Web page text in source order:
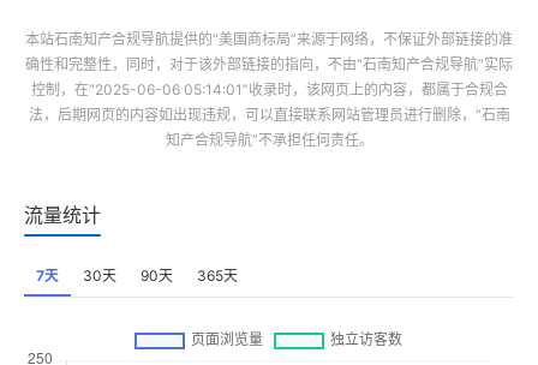
本站石南知产合规导航提供的“美国商标局”来源于网络，不保证外部链接的准
确性和完整性，同时，对于该外部链接的指向，不由“石南知产合规导航”实际
控制，在“2025-06-06 05:14:01”收录时，该网页上的内容，都属于合规合
法，后期网页的内容如出现违规，可以直接联系网站管理员进行删除，“石南
知产合规导航”不承担任何责任。
流量统计
7天 30天 90天 365天